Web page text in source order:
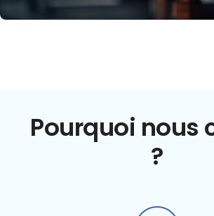
Pourquoi nous
?